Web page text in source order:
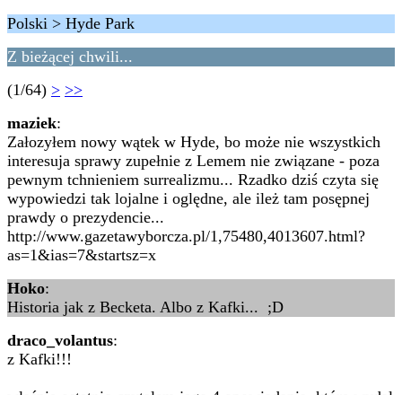
Polski > Hyde Park
Z bieżącej chwili...
(1/64) > >>
maziek:
Załozyłem nowy wątek w Hyde, bo może nie wszystkich
interesuja sprawy zupełnie z Lemem nie związane - poza
pewnym tchnieniem surrealizmu... Rzadko dziś czyta się
wypowiedzi tak lojalne i oględne, ale ileż tam posępnej
prawdy o prezydencie...
http://www.gazetawyborcza.pl/1,75480,4013607.html?
as=1&ias=7&startsz=x
Hoko:
Historia jak z Becketa. Albo z Kafki... ;D
draco_volantus:
z Kafki!!!